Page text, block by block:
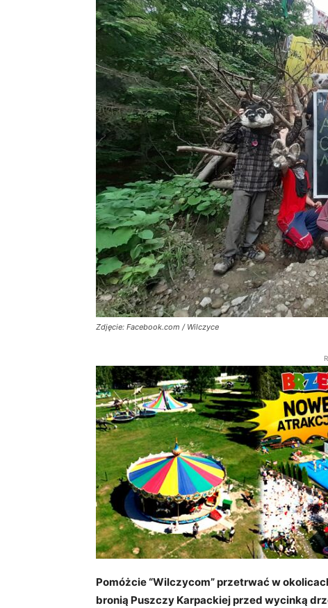
Zdjęcie: Facebook.com / Wilczyce
Pomóżcie “Wilczycom” przetrwać w
bronią Puszczy Karpackiej przed wycinką